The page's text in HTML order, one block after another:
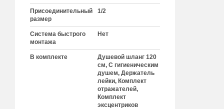
Присоединительный
размер
1/2
Система быстрого
монтажа
Нет
В комплекте
Душевой шланг 120
см, С гигиеническим
душем, Держатель
лейки, Комплект
отражателей,
Комплект
эксцентриков